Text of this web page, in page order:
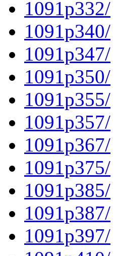
1091p332/
1091p340/
1091p347/
1091p350/
1091p355/
1091p357/
1091p367/
1091p375/
1091p385/
1091p387/
1091p397/